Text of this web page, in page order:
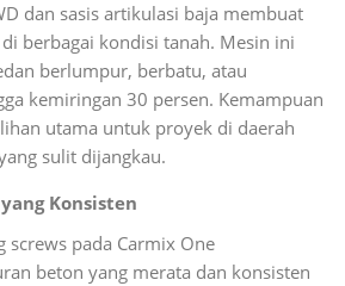
dan sasis artikulasi baja membuat
berbagai kondisi tanah. Mesin ini
berlumpur, berbatu, atau
kemiringan 30 persen. Kemampuan
utama untuk proyek di daerah
sulit dijangkau.
Konsisten
screws pada Carmix One
beton yang merata dan konsisten